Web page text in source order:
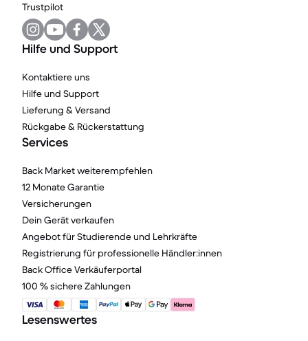
Trustpilot
Hilfe und Support
Kontaktiere uns
Hilfe und Support
Lieferung & Versand
Rückgabe & Rückerstattung
Services
Back Market weiterempfehlen
12 Monate Garantie
Versicherungen
Dein Gerät verkaufen
Angebot für Studierende und Lehrkräfte
Registrierung für professionelle Händler:innen
Back Office Verkäuferportal
100 % sichere Zahlungen
Lesenswertes